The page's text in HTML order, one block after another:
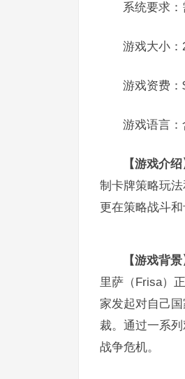
系统要求
游戏大小：
游戏资费：
游戏语言：
【游戏介绍
制卡牌策略玩
更在策略战斗
【游戏背景
里萨（Frisa）
家发起对自己
裁。通过一系
战争危机。